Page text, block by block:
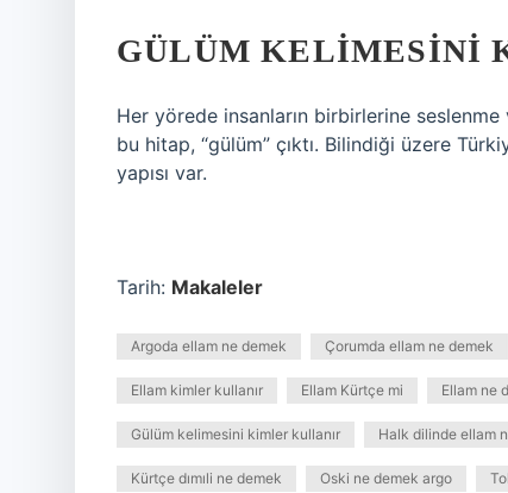
GÜLÜM KELIMESINI
Her yörede insanların birbirlerine
bu hitap, “gülüm” çıktı. Bilindiği üzere
yapısı var.
Tarih: Makaleler
Argoda ellam ne demek Çorumda ellam ne demek
Ellam kimler kullanır Ellam Kürtçe mi Ellam ne
Gülüm kelimesini kimler kullanır Halk dilinde ellam
Kürtçe dımıli ne demek Oski ne demek argo